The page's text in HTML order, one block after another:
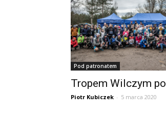
Pod patronatem
Tropem Wilczym
Piotr Kubiczek - 5 marca 2020